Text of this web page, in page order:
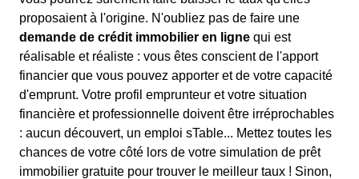
proposaient à l'origine. N'oubliez pas de faire une
demande de crédit immobilier en ligne qui est
réalisable et réaliste : vous êtes conscient de l'apport
financier que vous pouvez apporter et de votre capacité
d'emprunt. Votre profil emprunteur et votre situation
financière et professionnelle doivent être irréprochables
: aucun découvert, un emploi sTable... Mettez toutes les
chances de votre côté lors de votre simulation de prêt
immobilier gratuite pour trouver le meilleur taux ! Sinon,